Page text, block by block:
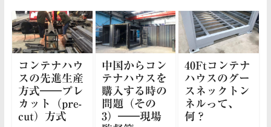
コンテナハウ
スの先進生産
方式――プレ
カット（pre-
cut）方式
中国からコン
テナハウスを
購入する時の
問題（その
3）――現場
40Ftコンテナ
ハウスのグー
スネックトン
ネルって、
何？